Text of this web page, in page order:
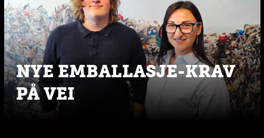
NYE EMBALLASJE-KRAV
PÅ VEI